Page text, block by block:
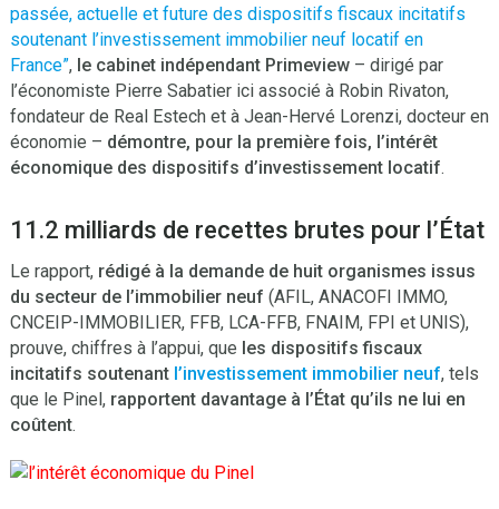
passée, actuelle et future des dispositifs fiscaux incitatifs
soutenant l’investissement immobilier neuf locatif en
France”, le cabinet indépendant Primeview– dirigé par
l’économiste Pierre Sabatier ici associé à Robin Rivaton,
fondateur de Real Estech et à Jean-Hervé Lorenzi, docteur en
économie – démontre, pour la première fois, l’intérêt
économique des dispositifs d’investissement locatif.
11.2 milliards de recettes brutes pour l’État
Le rapport, rédigé à la demande de huit organismes issus
du secteur de l’immobilier neuf (AFIL, ANACOFI IMMO,
CNCEIP-IMMOBILIER, FFB, LCA-FFB, FNAIM, FPI et UNIS),
prouve, chiffres à l’appui, que les dispositifs fiscaux
incitatifs soutenant l’investissement immobilier neuf, tels
que le Pinel, rapportent davantage à l’État qu’ils ne lui en
coûtent.